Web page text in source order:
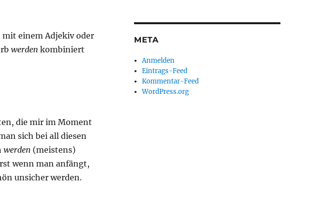
mit einem Adjekiv oder
werden kombiniert
die mir im Moment
sich bei all diesen
werden (meistens)
wenn man anfängt,
unsicher werden.
META
Anmelden
Eintrags-Feed
Kommentar-Feed
WordPress.org